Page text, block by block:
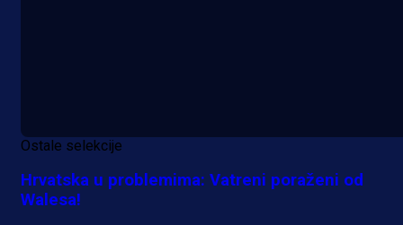
Ostale selekcije
Hrvatska u problemima: Vatreni poraženi od
Walesa!